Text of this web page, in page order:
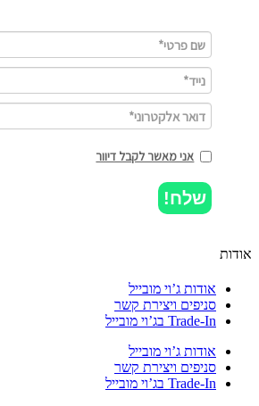
אני מאשר לקבל דיוור
שלח!
אודות ג’וי מובייל
סניפים ויצירת קשר
Trade-In בג’וי מובייל
אודות ג’וי מובייל
סניפים ויצירת קשר
Trade-In בג’וי מובייל